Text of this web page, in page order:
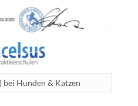
Hunden & Katzen